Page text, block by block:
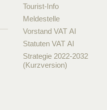
Tourist-Info
Meldestelle
Vorstand VAT AI
Statuten VAT AI
Strategie 2022-2032
(Kurzversion)